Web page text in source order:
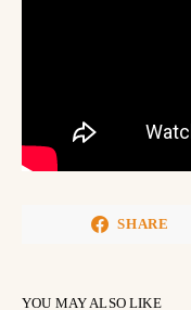
SHARE
YOU MAY ALSO LIKE